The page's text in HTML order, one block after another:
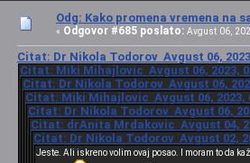
Odg: Kako promena vremena na
« Odgovor #685 poslato: Avgust 06,
Citat: Dr Nikola Todorov Avgust 06,
Citat: Miki Mihajlovic Avgust 06, 2023,
Citat: Dr Nikola Todorov Avgust 06,
Citat: Miki Mihajlovic Avgust 06, 2023,
Citat: Dr Nikola Todorov Avgust 06,
Citat: drAnita Mrdakovic Avgust 04,
Citat: Dr Nikola Todorov Avgust 02,
Jeste. Ali iskreno volim ovaj posao. I moram to da